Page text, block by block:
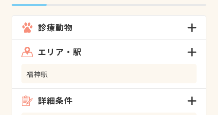
診療動物
エリア・駅
福神駅
詳細条件